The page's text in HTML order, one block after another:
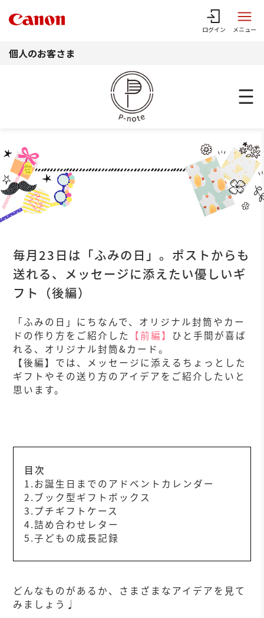
ログイン メニュー
個人のお客さま
毎月23日は「ふみの日」。ポストからも
送れる、メッセージに添えたい優しいギ
フト（後編）
「ふみの日」にちなんで、オリジナル封筒やカー
ドの作り方をご紹介した
【前編】 ひと手間が喜ば
れる、オリジナル封筒&カード。
【後編】では、メッセージに添えるちょっとした
ギフトやその送り方のアイデアをご紹介したいと
思います。
目次
1.お誕生日までのアドベントカレンダー
2.ブック型ギフトボックス
3.プチギフトケース
4.詰め合わせレター
5.子どもの成長記録
どんなものがあるか、さまざまなアイデアを見て
みましょう♩